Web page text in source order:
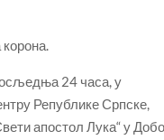
24 часа, у
Републике Српске,
апостол Лука“ у